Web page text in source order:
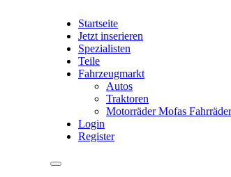
Startseite
Jetzt inserieren
Spezialisten
Teile
Fahrzeugmarkt
Autos
Traktoren
Motorräder Mofas Fahrräder
Login
Register